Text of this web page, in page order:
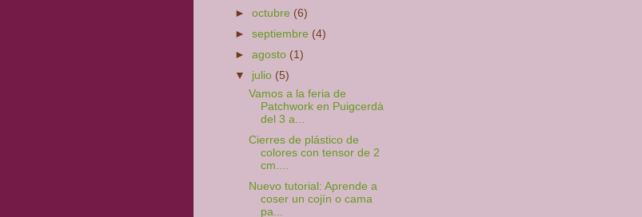
►octubre (6)
►septiembre (4)
►agosto (1)
▼ julio (5)
Vamos a la feria de
Patchwork en Puigcerdà
del 3 a...
Cierres de plástico de
colores con tensor de 2
cm....
Nuevo tutorial: Aprende a
coser un cojín o cama
pa...